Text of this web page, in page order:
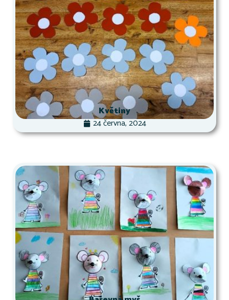
Květiny
24 června, 2024